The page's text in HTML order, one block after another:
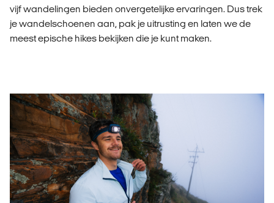
vijf wandelingen bieden onvergetelijke ervaringen. Dus trek
je wandelschoenen aan, pak je uitrusting en laten we de
meest epische hikes bekijken die je kunt maken.